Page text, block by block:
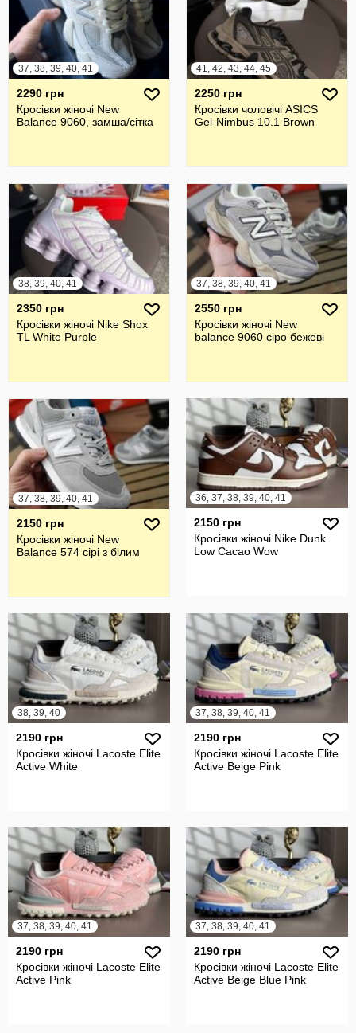
37, 38, 39, 40, 41
2290 грн
Кросівки жіночі New
Balance 9060, замша/сітка
41, 42, 43, 44, 45
2250 грн
Кросівки чоловічі ASICS
Gel-Nimbus 10.1 Brown
38, 39, 40, 41
2350 грн
Кросівки жіночі Nike Shox
TL White Purple
37, 38, 39, 40, 41
2550 грн
Кросівки жіночі New
balance 9060 сіро бежеві
37, 38, 39, 40, 41
2150 грн
Кросівки жіночі New
Balance 574 сірі з білим
36, 37, 38, 39, 40, 41
2150 грн
Кросівки жіночі Nike Dunk
Low Cacao Wow
38, 39, 40
2190 грн
Кросівки жіночі Lacoste Elite
Active White
37, 38, 39, 40, 41
2190 грн
Кросівки жіночі Lacoste Elite
Active Beige Pink
37, 38, 39, 40, 41
2190 грн
Кросівки жіночі Lacoste Elite
Active Pink
37, 38, 39, 40, 41
2190 грн
Кросівки жіночі Lacoste Elite
Active Beige Blue Pink